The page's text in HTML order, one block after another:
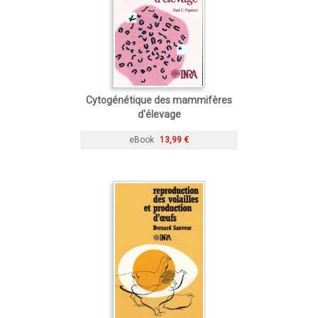
Cytogénétique des mammifères
d'élevage
eBook 13,99 €